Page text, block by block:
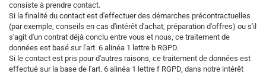
consiste à prendre contact.
Si la finalité du contact est d'effectuer des démarches précontractuelles
(par exemple, conseils en cas d'intérêt d'achat, préparation d'offres) ou s'il
s'agit d'un contrat déjà conclu entre vous et nous, ce traitement de
données est basé sur l'art. 6 alinéa 1 lettre b RGPD.
Si le contact est pris pour d'autres raisons, ce traitement de données est
effectué sur la base de l'art. 6 alinéa 1 lettre f RGPD, dans notre intérêt